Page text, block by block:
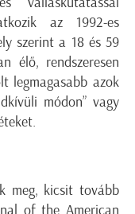
az 1992-es
szerint a 18 és 59
élő, rendszeresen
legmagasabb azok
módon” vagy
meg, kicsit tovább
of the American